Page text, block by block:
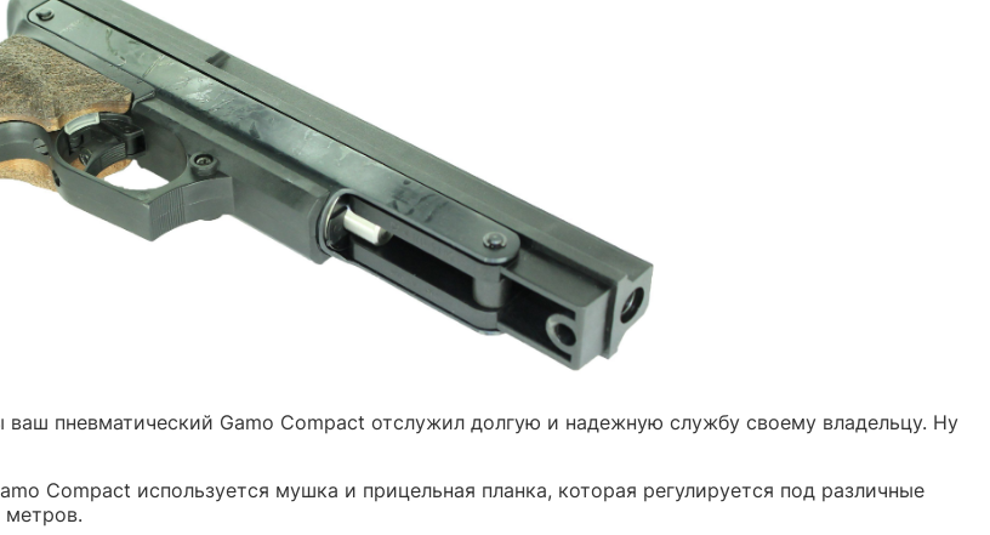
пневматический Gamo Compact отслужил долгую и надежную службу своему владельцу. Ну
Compact используется мушка и прицельная планка, которая регулируется под различные
метров.